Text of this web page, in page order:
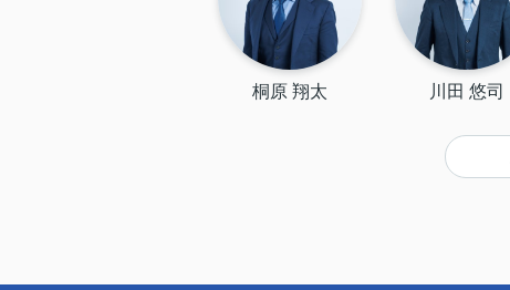
桐原 翔太 川田 悠司